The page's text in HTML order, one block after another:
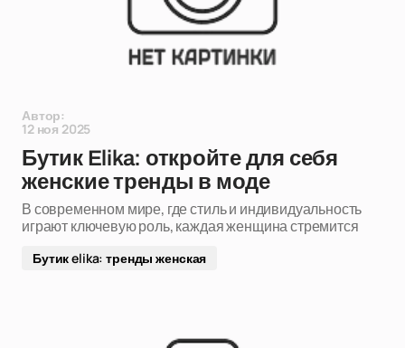
Автор:
12 ноя 2025
Бутик Elika: откройте для себя
женские тренды в моде
В современном мире, где стиль и индивидуальность
играют ключевую роль, каждая женщина стремится
Бутик elika: тренды женская